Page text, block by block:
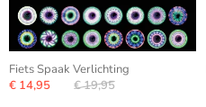
Fiets Spaak Verlichting
€ 14,95
€ 19,95